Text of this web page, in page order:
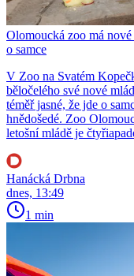
Olomoucká zoo má
o samce
V Zoo na Svatém
běločelého své nové
téměř jasné, že jde o
hnědošedé. Zoo
letošní mládě je
Hanácká Drbna
dnes, 13:49
1 min